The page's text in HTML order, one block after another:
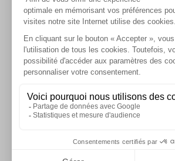
Les accessoires d'isolation
Les tablettes de douche